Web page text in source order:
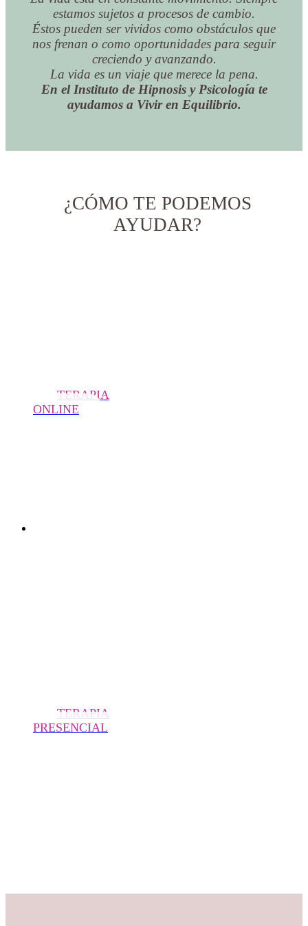
estamos sujetos a procesos de cambio.
Éstos pueden ser vividos como obstáculos que
nos frenan o como oportunidades para seguir
creciendo y avanzando.
La vida es un viaje que merece la pena.
En el Instituto de Hipnosis y Psicología te
ayudamos a Vivir en Equilibrio.
¿CÓMO TE PODEMOS
AYUDAR?
TERAPIA
ONLINE
TERAPIA
PRESENCIAL